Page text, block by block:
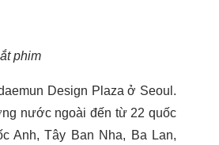
phim
Design Plaza ở Seoul.
nước ngoài đến từ 22 quốc
Anh, Tây Ban Nha, Ba Lan,